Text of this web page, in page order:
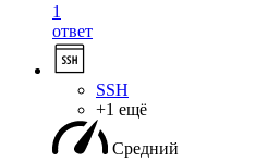
1
ответ
SSH
+1 ещё
Средний